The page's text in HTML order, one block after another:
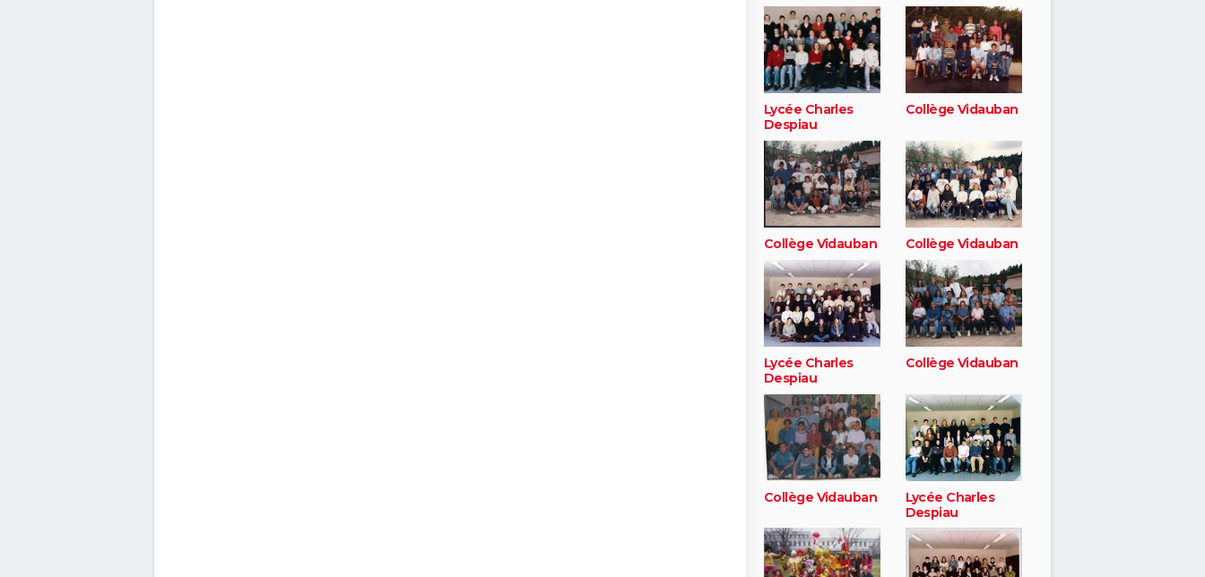
Lycée Charles
Despiau
Collège Vidauban
Collège Vidauban Collège Vidauban
Lycée Charles
Despiau
Collège Vidauban
Collège Vidauban
Lycée Charles
Despiau